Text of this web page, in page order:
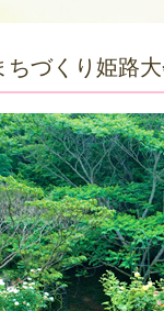
ちづくり姫路